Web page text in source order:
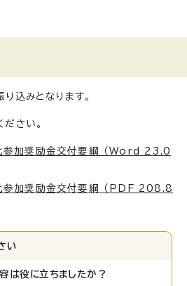
込みとなります。
さい。
参加奨励金交付要綱 （Word 23.0
参加奨励金交付要綱 （PDF 208.8
い
は役に立ちましたか？